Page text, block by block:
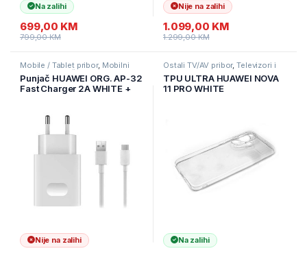
Na zalihi
699,00 KM
799,00KM
Nije na zalihi
1.099,00 KM
1.299,00KM
Mobile / Tablet pribor, Mobilni
Punjači
Punjač HUAWEI ORG. AP-32
Fast Charger 2A WHITE +
Nije na zalihi
Ostali TV/AV pribor,Televizori i
TV pribor i AV kablovi
TPU ULTRA HUAWEI NOVA
11 PRO WHITE
Na zalihi